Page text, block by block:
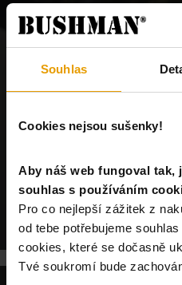
Souhlas
Cookies nejsou sušenky!
Aby náš web fungoval tak,
souhlas s používáním
Pro co nejlepší zážitek z
od tebe potřebujeme
cookies, které se dočasně
Tvé soukromí bude
odkazem na našem
chybně zadaný odkaz,
POKRAČUJ NA ÚVODNÍ